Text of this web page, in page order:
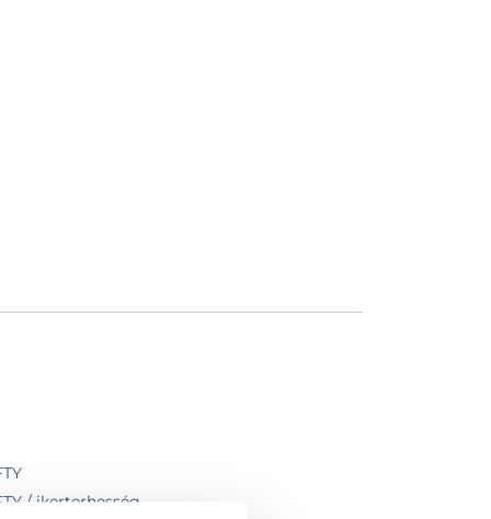
/ ikerterhesség